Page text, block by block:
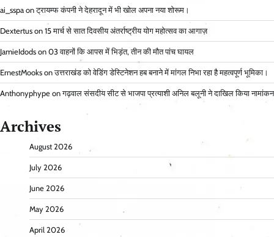
ai_sspa onट्रायम्फ कंपनी ने देहरादून में भी खोल अपना नया शोरूम।
Dextertus on 15 मार्च से सात दिवसीय अंतर्राष्ट्रीय योग महोत्सव का आगाज़
JamieIdods on 03 वाहनों कि आपस में भिड़ंत, तीन की मौत पांच घायल
ErnestMooks onउत्तराखंड को वेडिंग डेस्टिनेशन हब बनाने में मांगल निभा रहा है महत्वपूर्ण भूमिका।
Anthonyphype onगढ़वाल संसदीय सीट से भाजपा प्रत्याशी अनिल बलूनी ने दाखिल किया नामांकन
Archives
August 2026
July 2026
June 2026
May 2026
April 2026